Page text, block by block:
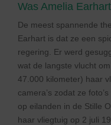
Was Amelia
De meest spannende
Earhart is dat ze een
regering. Er werd
wat de langste vlucht
47.000 kilometer) haar
camera’s zodat ze
op eilanden in de Stille
haar vliegtuig op 2 juli